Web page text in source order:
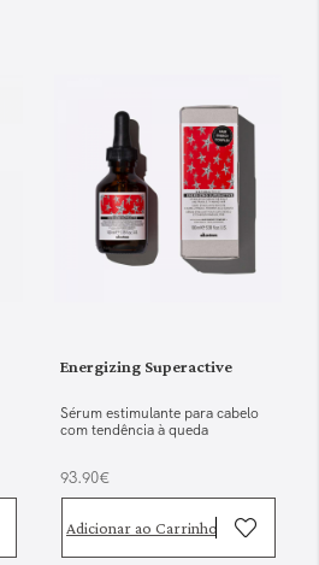
Energizing Superactive
Sérum estimulante para cabelo
com tendência à queda
93.90€
Adicionar ao Carrinho